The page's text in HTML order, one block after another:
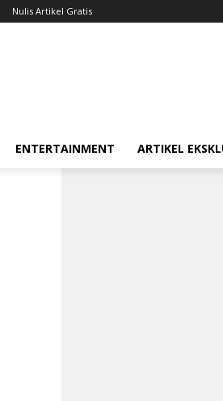
Nulis Artikel Gratis
ENTERTAINMENT ARTIKEL